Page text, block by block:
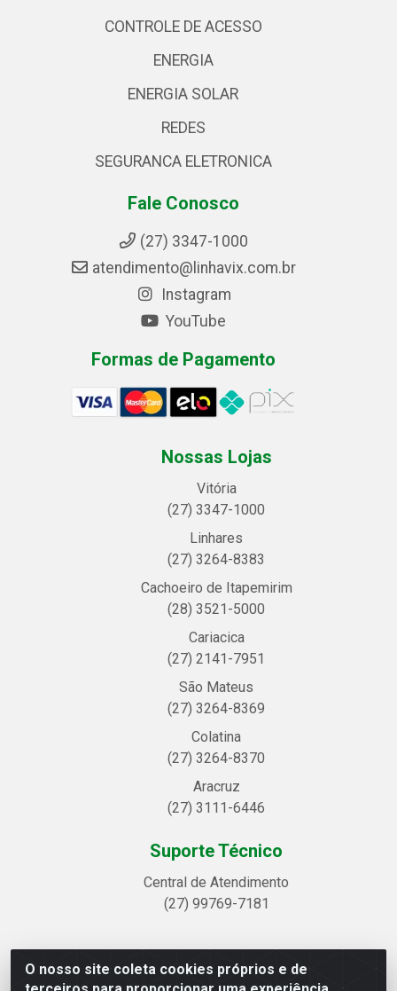
O nosso site coleta cookies próprios e de
CONTROLE DE ACESSO
ENERGIA
ENERGIA SOLAR
REDES
SEGURANCA ELETRONICA
Fale Conosco
(27) 3347-1000
atendimento@linhavix.com.br
Instagram
YouTube
Formas de Pagamento
Nossas Lojas
Vitória
(27) 3347-1000
Linhares
(27) 3264-8383
Cachoeiro de Itapemirim
(28) 3521-5000
Cariacica
(27) 2141-7951
São Mateus
(27) 3264-8369
Colatina
(27) 3264-8370
Aracruz
(27) 3111-6446
Suporte Técnico
Central de Atendimento
(27) 99769-7181
Linhavix Distribuidora LTDA - Avenida Alegre, 2521 -